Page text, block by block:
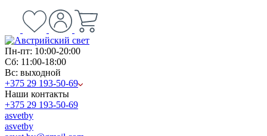
Пн-пт: 10:00-20:00
Сб: 11:00-18:00
Вс: выходной
+375 29 193-50-69
Наши контакты
+375 29 193-50-69
asvetby
asvetby